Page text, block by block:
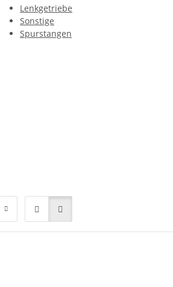
Lenkgetriebe
Sonstige
Spurstangen